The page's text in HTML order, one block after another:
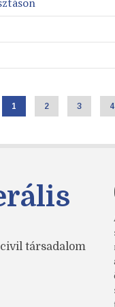
Jelenlegi
1 Page
2 Page
3 4
civil társadalom